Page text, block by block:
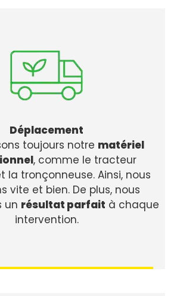
Déplacement
toujours notre matériel
, comme le tracteur
la tronçonneuse. Ainsi, nous
vite et bien. De plus, nous
un résultat parfait à chaque
intervention.